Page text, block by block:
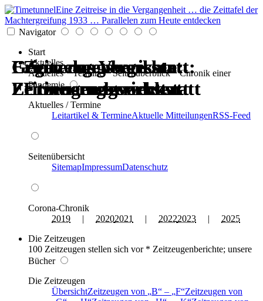
Eine Zeitreise in die Vergangenheit … die Zeittafel der
Machtergreifung 1933 … Parallelen zum Heute entdecken
Navigator
Start
Aktuelles
Aktuelles * Termine * Seitenüberblick * Chronik einer
Pandemie
Aktuelles / Termine
Leitartikel & TermineAktuelle MitteilungenRSS-Feed
Seitenübersicht
SitemapImpressumDatenschutz
Corona-Chronik
2019 | 20202021 | 20222023 | 2025
Die Zeitzeugen
100 Zeitzeugen stellen sich vor * Zeitzeugenberichte; unsere
Bücher
Die Zeitzeugen
ÜbersichtZeitzeugen von B – F Zeitzeugen von
Erinnerungswerkstatt:
Zeitzeugen berichten
Zeitzeugenberichte:
Erinnerungswerkstatt
Gegen das Vergessen:
Erinnerungswerkstatt
Erinnerungswerkstatt:
Zeitzeugen berichten
Zeitzeugenberichte:
Erinnerungswerkstatt
Gegen das Vergessen:
Erinnerungswerkstatt